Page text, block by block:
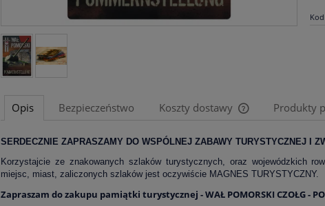
Opis Bezpieczeństwo Koszty dostawy
Cena nie zawiera
płatności
Produkty
SERDECZNIE ZAPRASZAMY DO WSPÓLNEJ ZABAWY TURYSTYCZNEJ I
Korzystajcie ze znakowanych szlaków turystycznych, oraz wojewódzkich
miejsc, miast, zaliczonych szlaków jest oczywiście MAGNES TURYSTYCZNY.
Zapraszam do zakupu pamiątki turystycznej - WAŁ POMORSKI CZOŁG -